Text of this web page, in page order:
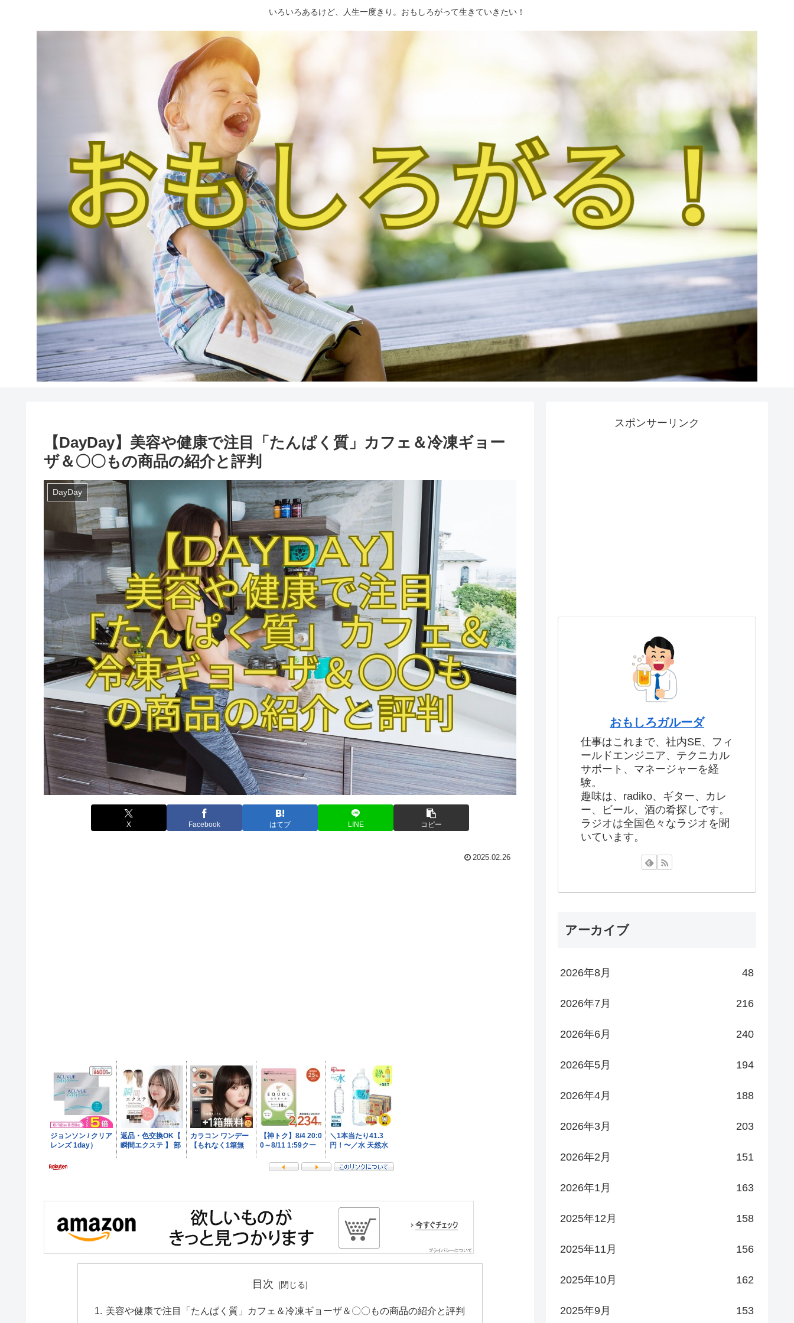
いろいろあるけど、人生一度きり。おもしろがって生きていきたい！
【DayDay】美容や健康で注目「たんぱく質」カフェ＆冷凍ギョー
ザ＆〇〇もの商品の紹介と評判
DayDay
X Facebook はてブ LINE コピー
2025.02.26
目次
美容や健康で注目「たんぱく質」カフェ＆冷凍ギョーザ＆〇〇もの商品の紹介と評判
スポンサーリンク
おもしろガルーダ
仕事はこれまで、社内SE、フィ
ールドエンジニア、テクニカル
サポート、マネージャーを経
験。
趣味は、radiko、ギター、カレ
ー、ビール、酒の肴探しです。
ラジオは全国色々なラジオを聞
いています。
アーカイブ
2026年8月 48
2026年7月 216
2026年6月 240
2026年5月 194
2026年4月 188
2026年3月 203
2026年2月 151
2026年1月 163
2025年12月 158
2025年11月 156
2025年10月 162
2025年9月 153